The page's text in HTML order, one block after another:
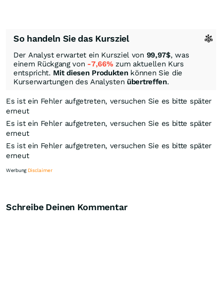
So handeln Sie das Kursziel
Der Analyst erwartet ein Kursziel von 99,97$, was
einem Rückgang von -7,66% zum aktuellen Kurs
entspricht. Mit diesen Produktenkönnen Sie die
Kurserwartungen des Analysten übertreffen.
Es ist ein Fehler aufgetreten, versuchen Sie es bitte später
erneut
Es ist ein Fehler aufgetreten, versuchen Sie es bitte später
erneut
Es ist ein Fehler aufgetreten, versuchen Sie es bitte später
erneut
Werbung Disclaimer
Schreibe Deinen Kommentar